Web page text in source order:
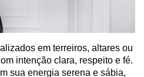
em terreiros, altares ou
intenção clara, respeito e fé.
sua energia serena e sábia,